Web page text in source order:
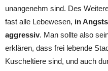
unangenehm sind. Des
fast alle Lebewesen, in
aggressiv. Man sollte also
erklären, dass frei lebende
Kuscheltiere sind, und auch